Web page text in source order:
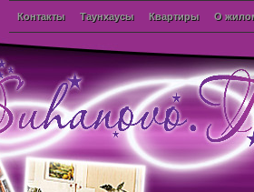
Контакты Таунхаусы Квартиры О